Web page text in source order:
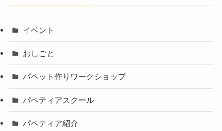
イベント
おしごと
パペット作りワークショップ
パペティアスクール
パペティア紹介